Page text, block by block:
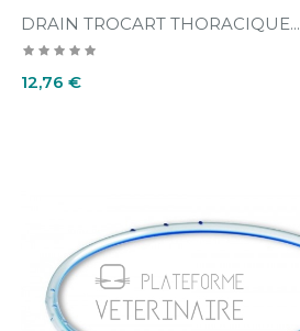
DRAIN TROCART THORACIQUE...
Prix
12,76 €